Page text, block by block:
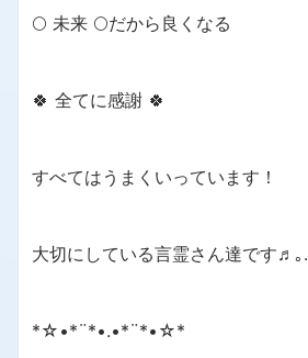
🌕 未来 🌕だから良くなる
🍀 全てに感謝 🍀
すべてはうまくいっています！
大切にしている言霊さん達です♬｡.
*☆•*¨*•.•*¨*•☆*